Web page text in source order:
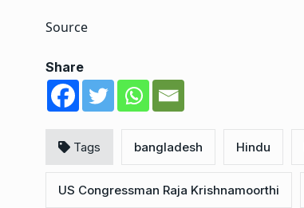
Source
Share
Tags bangladesh Hindu
US Congressman Raja Krishnamoorthi